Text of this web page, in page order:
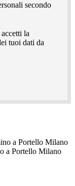
secondo
la
tuoi dati da
a Portello Milano